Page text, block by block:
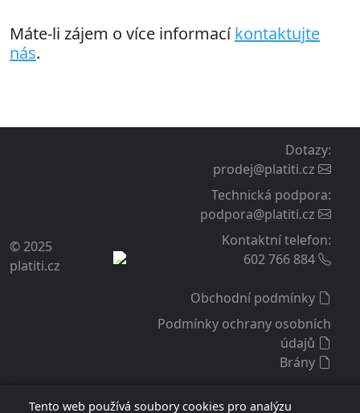
standardní platební moduly.
Součástí je podrobný návod pro nastavení modulu
na váš účet na platební bráně. Návod obsahuje též
lze také doobjednat službu instalace a nastavení
K zakoupenému modulu poskytujeme záruku,
technickou podporu a volný přístup k aktualizacím
po dobu 12 měsíců od zakoupení. Tuto dobu lze
prodloužit před jejím vypršením o dalších 12 měsíců
Licence modulu je doživotní a vypršení podpory na
ní nemá vliv. Licence je vázaná na konkrétní
modulu získaného při nákupu nebo při aktualizaci.
Tento web používá soubory cookies pro analýzu